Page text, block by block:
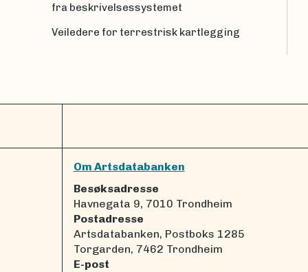
fra beskrivelsessystemet
Veiledere for terrestrisk kartlegging
Om Artsdatabanken
Besøksadresse
Havnegata 9, 7010 Trondheim
Postadresse
Artsdatabanken, Postboks 1285
Torgarden, 7462 Trondheim
E-post